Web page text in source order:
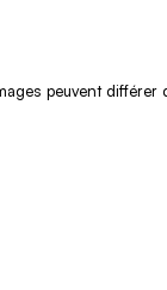
peuvent différer